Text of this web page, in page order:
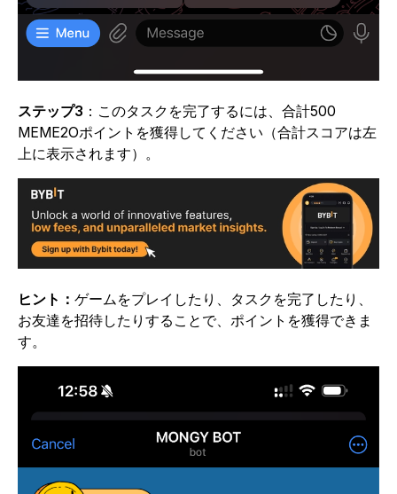
ステップ3 ：このタスクを完了するには、合計500
MEME2Oポイントを獲得してください（合計スコアは左
上に表示されます）。
ヒント： ゲームをプレイしたり、タスクを完了したり、
お友達を招待したりすることで、ポイントを獲得できま
す。